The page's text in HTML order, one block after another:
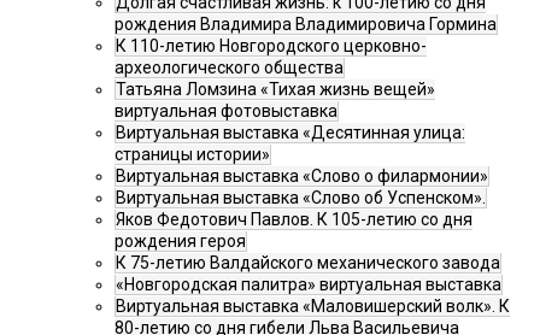
рождения Владимира Владимировича Гормина
К 110-летию Новгородского церковно-
археологического общества
Татьяна Ломзина «Тихая жизнь вещей»
виртуальная фотовыставка
Виртуальная выставка «Десятинная улица:
страницы истории»
Виртуальная выставка «Слово о филармонии»
Виртуальная выставка «Слово об Успенском».
Яков Федотович Павлов. К 105-летию со дня
рождения героя
К 75-летию Валдайского механического завода
«Новгородская палитра» виртуальная выставка
Виртуальная выставка «Маловишерский волк». К
80-летию со дня гибели Льва Васильевича